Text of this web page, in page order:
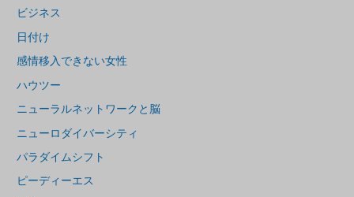
ビジネス
日付け
感情移入できない女性
ハウツー
ニューラルネットワークと脳
ニューロダイバーシティ
パラダイムシフト
ピーディーエス